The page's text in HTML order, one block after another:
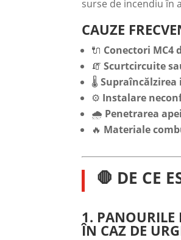
surse de incendiu în
CAUZE
🔌 Conectori MC4
🧯Scurtcircuite
🌡️
⚙️ Instalare
🌧️ Penetrarea apei
🔥 Materiale
🛑 DE CE
1. PANOURILE
ÎN CAZ DE